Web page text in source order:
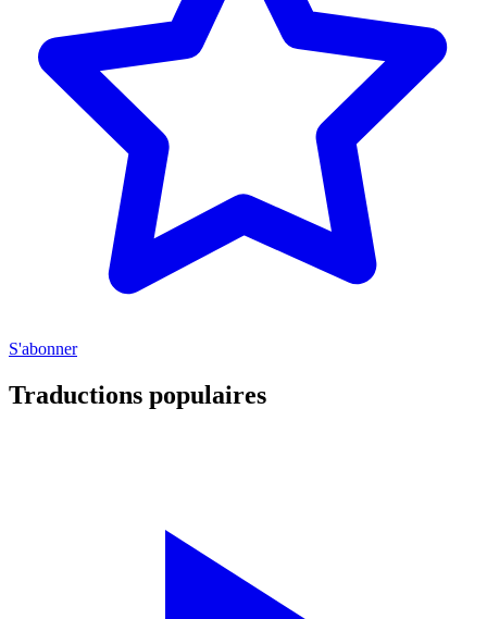
S'abonner
Traductions populaires